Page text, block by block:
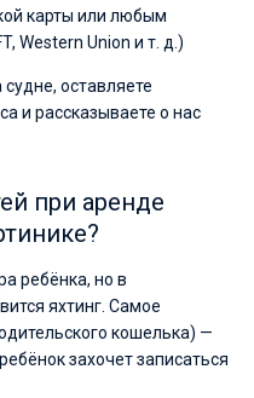
карты или любым
Western Union и т. д.)
оставляете
и рассказываете о нас
при аренде
ребёнка, но в
яхтинг. Самое
кошелька) —
захочет записаться